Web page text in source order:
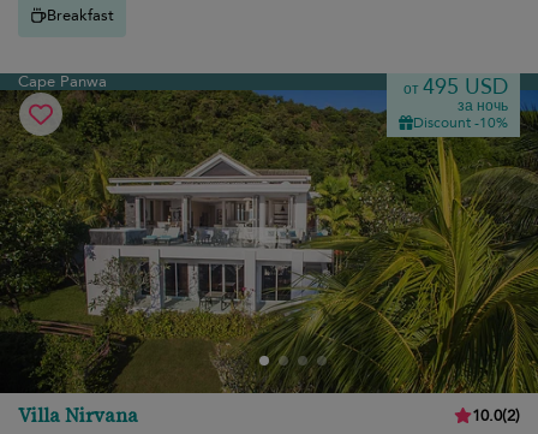
Breakfast
Cape Panwa от495 USD
за ночь
Discount -10%
Villa Nirvana 10.0(2)